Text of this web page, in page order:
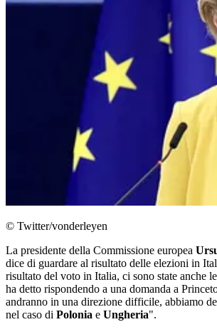
© Twitter/vonderleyen
La presidente della Commissione europea
dice di guardare al risultato delle elezioni in
risultato del voto in Italia, ci sono state anche
ha detto rispondendo a una domanda a
andranno in una direzione difficile, abbiamo
nel caso di Polonia e Ungheria".